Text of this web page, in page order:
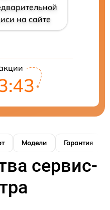
на сайте
Модели Гарантия
сервис-